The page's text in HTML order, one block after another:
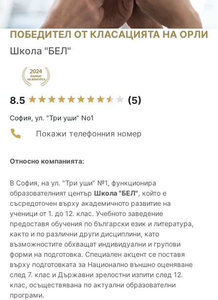
ПОБЕДИТЕЛ ОТ КЛАСАЦИЯТА НА ОРЛИ
Школа "БЕЛ"
8.5 (5)
София, ул. "Три уши" No1
Покажи телефонния номер
Относно компанията:
В София, на ул. "Три уши" №1, функционира
образователният център Школа "БЕЛ", който е
съсредоточен върху академичното развитие на
ученици от 1. до 12. клас. Учебното заведение
предоставя обучения по български език и литература,
както и по различни други дисциплини, като
възможностите обхващат индивидуални и групови
форми на подготовка. Специален акцент се поставя
върху подготовката за Национално външно оценяване
след 7. клас и Държавни зрелостни изпити след 12.
клас, осъществявана по актуални образователни
програми.